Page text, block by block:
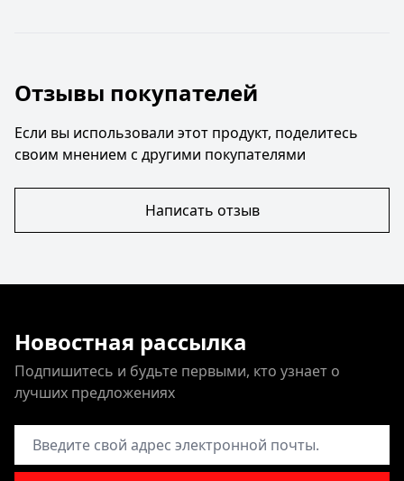
Отзывы покупателей
Если вы использовали этот продукт, поделитесь
своим мнением с другими покупателями
Написать отзыв
Новостная рассылка
Подпишитесь и будьте первыми, кто узнает о
лучших предложениях
Адрес электронной почты